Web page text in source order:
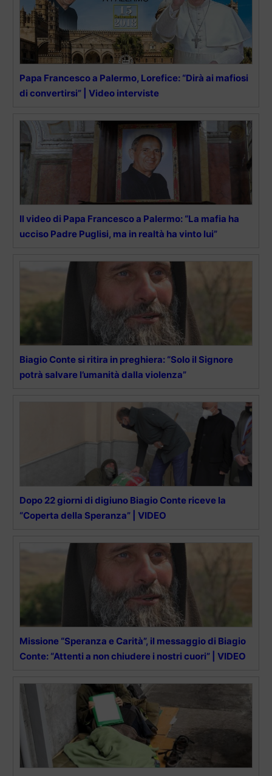
Papa Francesco a Palermo, Lorefice: “Dirà ai mafiosi
di convertirsi” | Video interviste
Il video di Papa Francesco a Palermo: “La mafia ha
ucciso Padre Puglisi, ma in realtà ha vinto lui”
Biagio Conte si ritira in preghiera: “Solo il Signore
potrà salvare l’umanità dalla violenza”
Dopo 22 giorni di digiuno Biagio Conte riceve la
“Coperta della Speranza” | VIDEO
Missione “Speranza e Carità”, il messaggio di Biagio
Conte: “Attenti a non chiudere i nostri cuori” | VIDEO